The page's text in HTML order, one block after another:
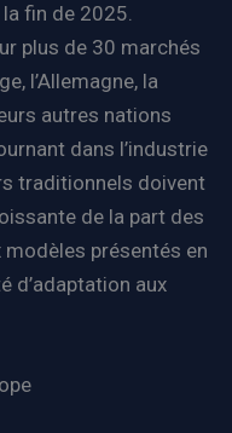
fin de 2025.
plus de 30 marchés
l’Allemagne, la
autres nations
dans l’industrie
traditionnels doivent
de la part des
présentés en
d’adaptation aux